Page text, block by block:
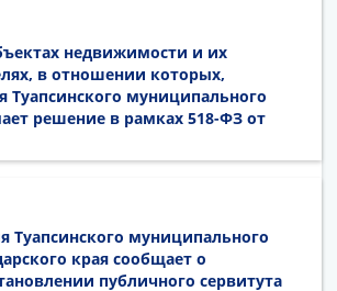
недвижимости и их
в отношении которых,
Туапсинского муниципального
решение в рамках 518-ФЗ от
Туапсинского муниципального
края сообщает о
публичного сервитута